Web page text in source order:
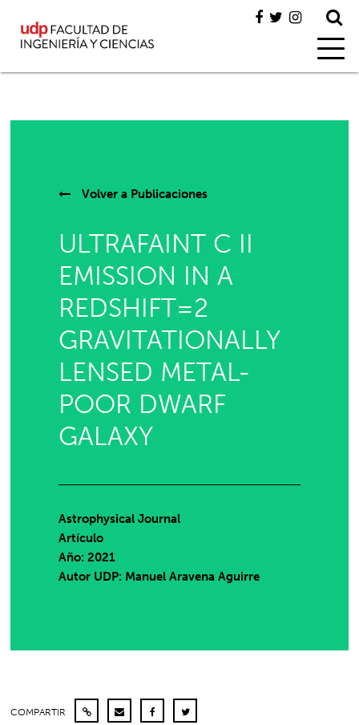
Volver a Publicaciones
ULTRAFAINT C II
EMISSION IN A
REDSHIFT=2
GRAVITATIONALLY
LENSED METAL-
POOR DWARF
GALAXY
Astrophysical Journal
Artículo
Año: 2021
Autor UDP: Manuel Aravena Aguirre
COMPARTIR